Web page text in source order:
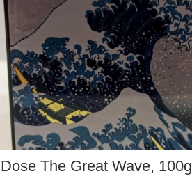
Dose The Great Wave, 100g